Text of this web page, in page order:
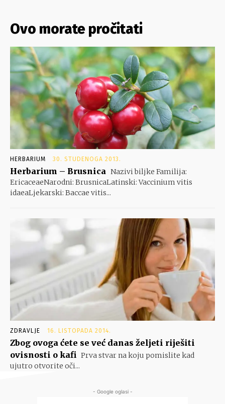
Ovo morate pročitati
HERBARIUM 30. STUDENOGA 2013.
Herbarium – Brusnica Nazivi biljke Familija:
EricaceaeNarodni: BrusnicaLatinski: Vaccinium vitis
idaeaLjekarski: Baccae vitis...
ZDRAVLJE 16. LISTOPADA 2014.
Zbog ovoga ćete se već danas željeti riješiti
ovisnosti o kafi Prva stvar na koju pomislite kad
ujutro otvorite oči...
- Google oglasi -